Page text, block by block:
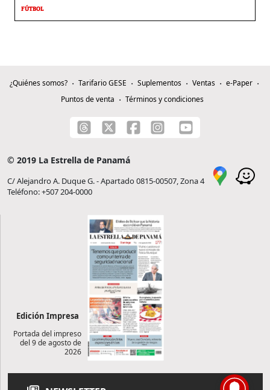
FÚTBOL
¿Quiénes somos? Tarifario GESE Suplementos Ventas
e-Paper
Puntos de venta
Términos y condiciones
© 2019 La Estrella de Panamá
C/ Alejandro A. Duque G. - Apartado 0815-00507, Zona 4
Teléfono: +507 204-0000
Edición Impresa
Portada del impreso
del 9 de agosto de
2026